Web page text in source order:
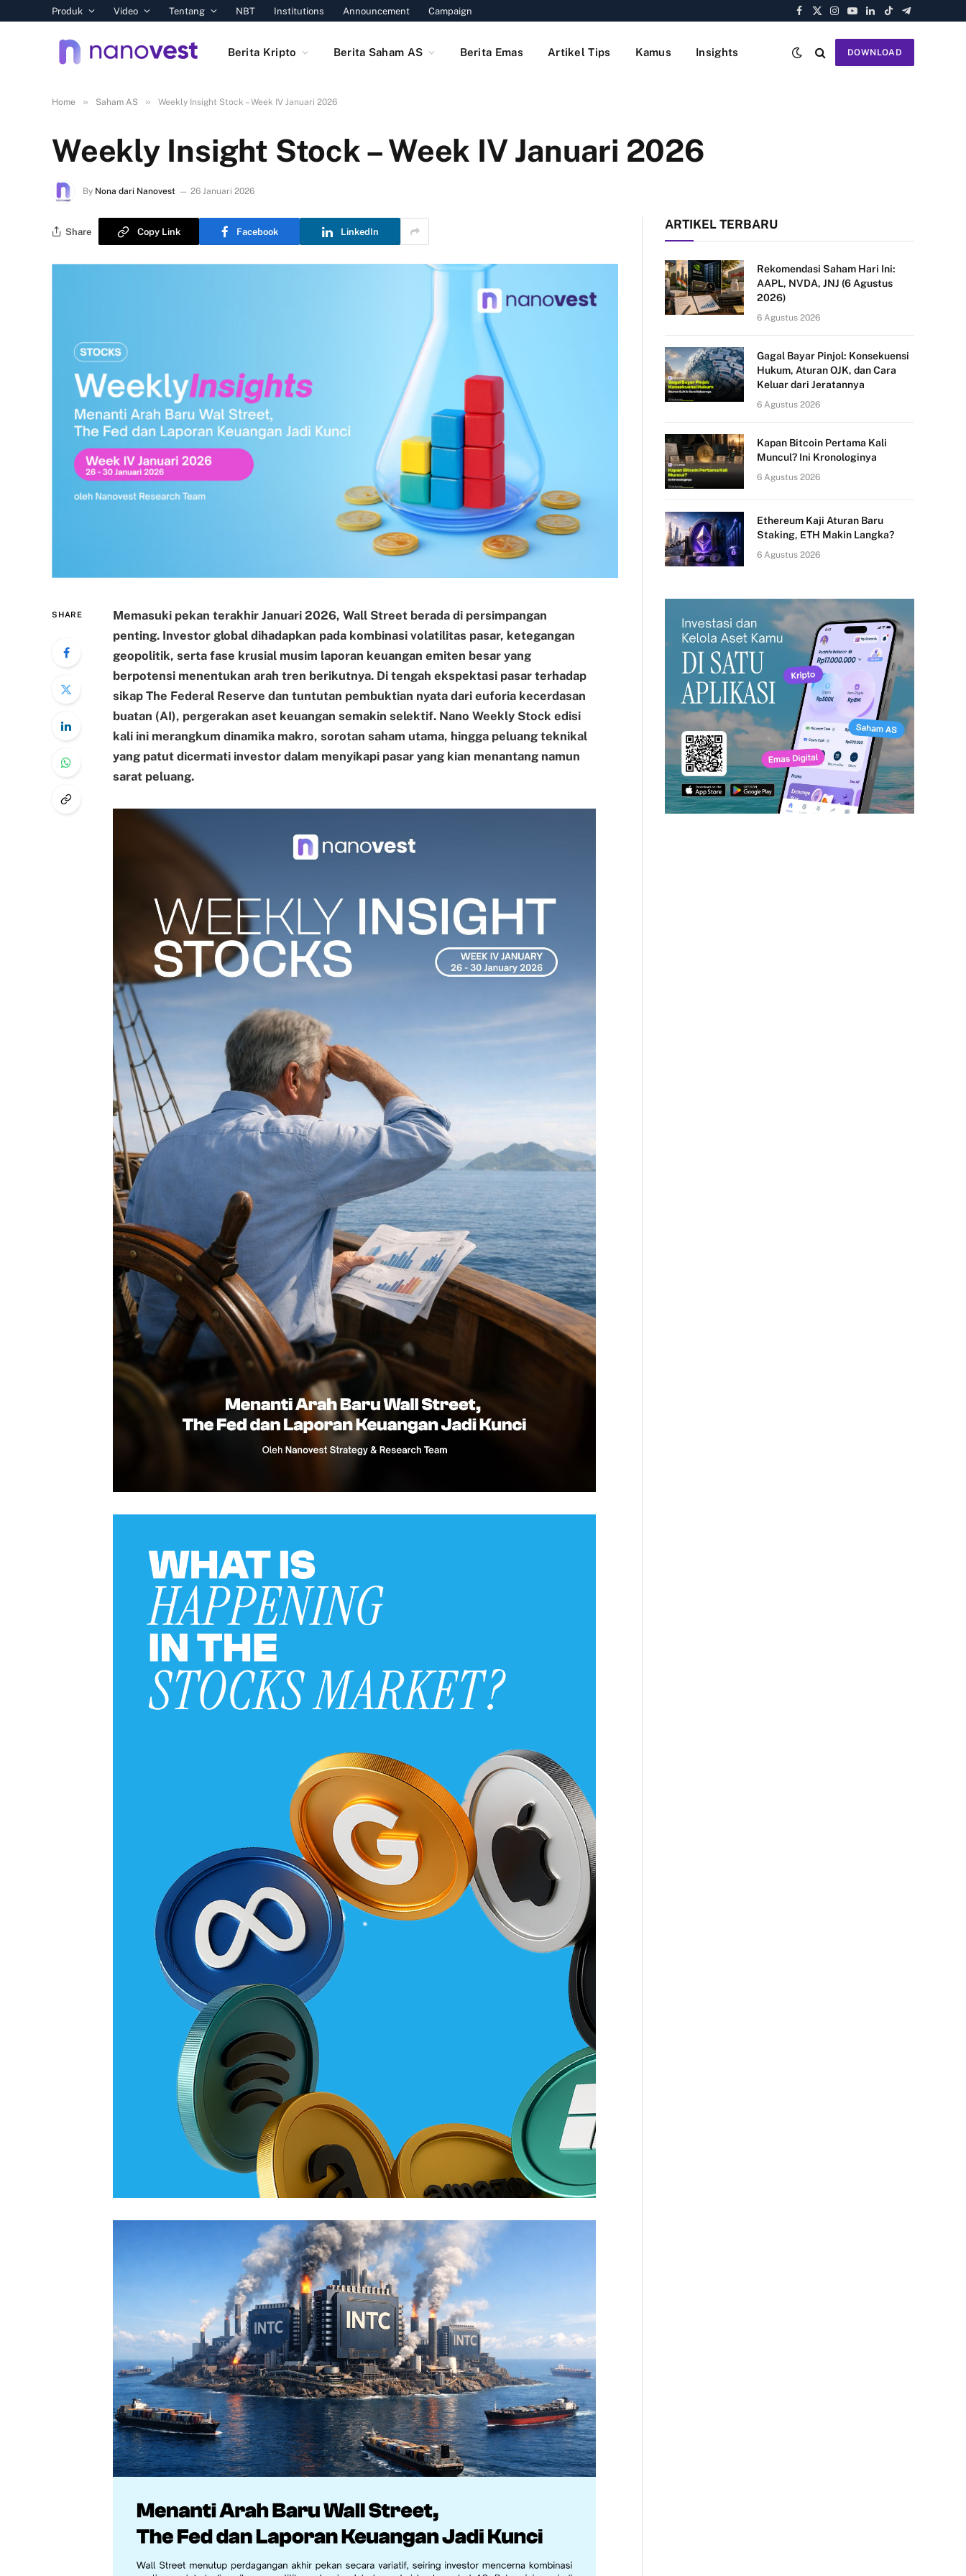
Produk Video Tentang NBT Institutions Announcement Campaign
Facebook
X
Instagram
YouTube
LinkedIn
TikTokTelegram
Berita Kripto Berita Saham AS Berita Emas Artikel Tips Kamus Insights DOWNLOAD
Home » Saham AS » Weekly Insight Stock – Week IV Januari 2026
Weekly Insight Stock – Week IV Januari 2026
By Nona dari Nanovest 26 Januari 2026
Share Copy Link Facebook LinkedIn
SHARE
Memasuki pekan terakhir Januari 2026, Wall Street berada di persimpangan
penting. Investor global dihadapkan pada kombinasi volatilitas pasar, ketegangan
geopolitik, serta fase krusial musim laporan keuangan emiten besar yang
berpotensi menentukan arah tren berikutnya. Di tengah ekspektasi pasar terhadap
sikap The Federal Reserve dan tuntutan pembuktian nyata dari euforia kecerdasan
buatan (AI), pergerakan aset keuangan semakin selektif. Nano Weekly Stock edisi
kali ini merangkum dinamika makro, sorotan saham utama, hingga peluang teknikal
yang patut dicermati investor dalam menyikapi pasar yang kian menantang namun
sarat peluang.
ARTIKEL TERBARU
Rekomendasi Saham Hari Ini:
AAPL, NVDA, JNJ (6 Agustus
2026)
6 Agustus 2026
Gagal Bayar Pinjol: Konsekuensi
Hukum, Aturan OJK, dan Cara
Keluar dari Jeratannya
6 Agustus 2026
Kapan Bitcoin Pertama Kali
Muncul? Ini Kronologinya
6 Agustus 2026
Ethereum Kaji Aturan Baru
Staking, ETH Makin Langka?
6 Agustus 2026